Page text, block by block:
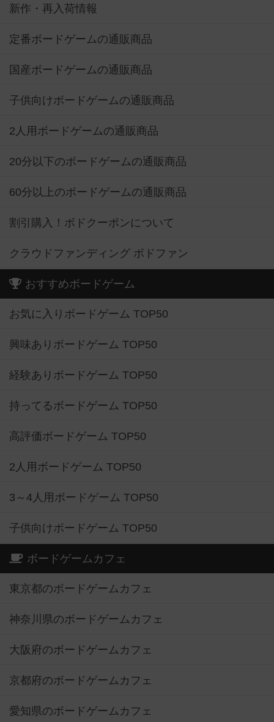
新作・再入荷情報
定番ボードゲームの通販商品
国産ボードゲームの通販商品
子供向けボードゲームの通販商品
2人用ボードゲームの通販商品
20分以下のボードゲームの通販商品
60分以上のボードゲームの通販商品
割引購入！ボドクーポンについて
クラウドファンディング ボドファン
おすすめボードゲーム
お気に入りボードゲーム TOP50
興味ありボードゲーム TOP50
経験ありボードゲーム TOP50
持ってるボードゲーム TOP50
高評価ボードゲーム TOP50
2人用ボードゲーム TOP50
3～4人用ボードゲーム TOP50
子供向けボードゲーム TOP50
ボードゲームカフェ
東京都のボードゲームカフェ
神奈川県のボードゲームカフェ
大阪府のボードゲームカフェ
京都府のボードゲームカフェ
愛知県のボードゲームカフェ